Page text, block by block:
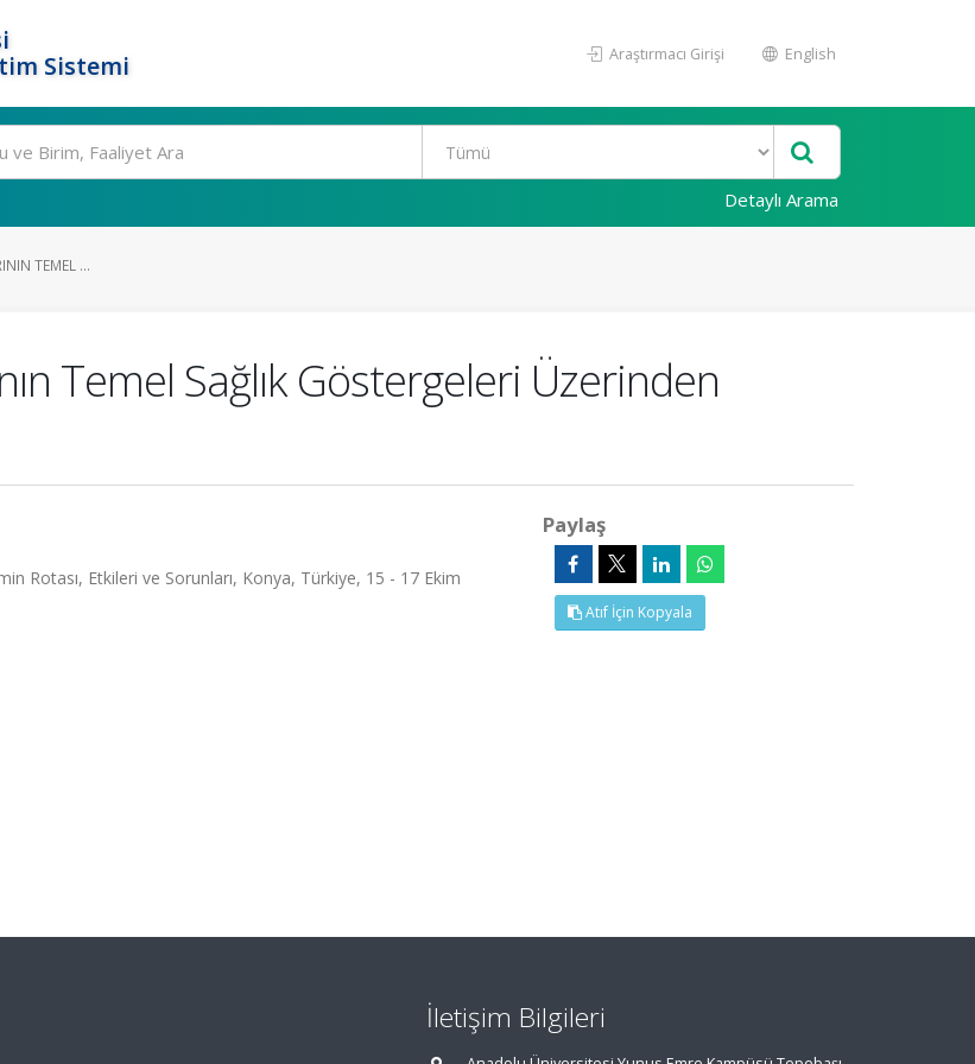
Sistemi
Araştırmacı Girişi English
Detaylı Arama
TEMEL ...
Temel Sağlık Göstergeleri Üzerinden
Rotası, Etkileri ve Sorunları, Konya, Türkiye, 15 - 17 Ekim
Paylaş
Atıf İçin Kopyala
İletişim Bilgileri